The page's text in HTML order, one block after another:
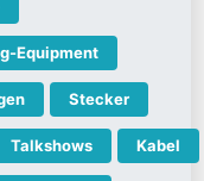
Equipment
Stecker
Talkshows Kabel